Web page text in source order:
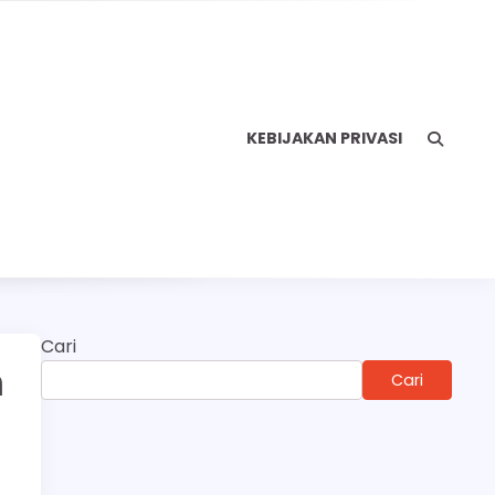
KEBIJAKAN PRIVASI
Cari
Cari